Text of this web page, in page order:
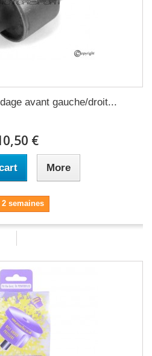
avant gauche/droit...
€
More
2 semaines